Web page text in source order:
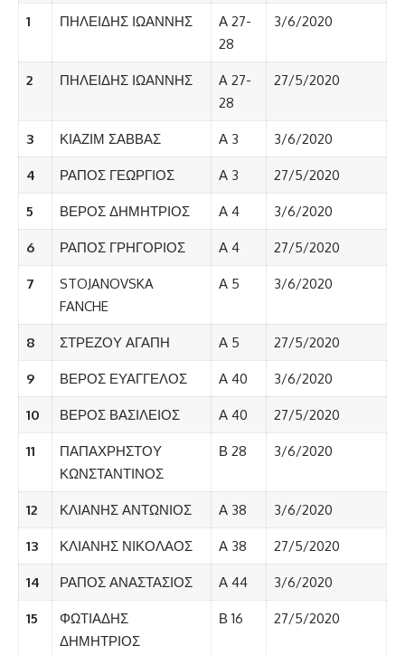
1 ΠΗΛΕΙΔΗΣ ΙΩΑΝΝΗΣ
Α 27-
28
3/6/2020
2 ΠΗΛΕΙΔΗΣ ΙΩΑΝΝΗΣ
A 27-
28
27/5/2020
3 ΚΙΑΖΙΜ ΣΑΒΒΑΣ Α 3 3/6/2020
4 ΡΑΠΟΣ ΓΕΩΡΓΙΟΣ Α 3 27/5/2020
5 ΒΕΡΟΣ ΔΗΜΗΤΡΙΟΣ Α 4 3/6/2020
6 ΡΑΠΟΣ ΓΡΗΓΟΡΙΟΣ Α 4 27/5/2020
7
STOJANOVSKA
FANCHE
Α 5 3/6/2020
8 ΣΤΡΕΖΟΥ ΑΓΑΠΗ Α 5 27/5/2020
9 ΒΕΡΟΣ ΕΥΑΓΓΕΛΟΣ Α 40 3/6/2020
10 ΒΕΡΟΣ ΒΑΣΙΛΕΙΟΣ Α 40 27/5/2020
11
ΠΑΠΑΧΡΗΣΤΟΥ
ΚΩΝΣΤΑΝΤΙΝΟΣ
Β 28 3/6/2020
12 ΚΛΙΑΝΗΣ ΑΝΤΩΝΙΟΣ Α 38 3/6/2020
13 ΚΛΙΑΝΗΣ ΝΙΚΟΛΑΟΣ Α 38 27/5/2020
14 ΡΑΠΟΣ ΑΝΑΣΤΑΣΙΟΣ Α 44 3/6/2020
15
ΦΩΤΙΑΔΗΣ
ΔΗΜΗΤΡΙΟΣ
Β 16 27/5/2020